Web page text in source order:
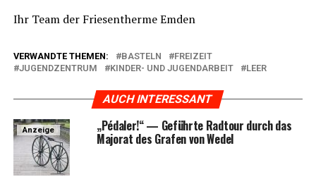
Ihr Team der Frie­sen­ther­me Emden
VERWANDTE THEMEN: BASTELN
FREIZEIT
JUGENDZENTRUM
KINDER- UND JUGENDARBEIT LEER
AUCH INTERESSANT
Anzeige „Péda­ler!“ — Geführ­te Rad­tour durch das
Majo­rat des Gra­fen von Wedel